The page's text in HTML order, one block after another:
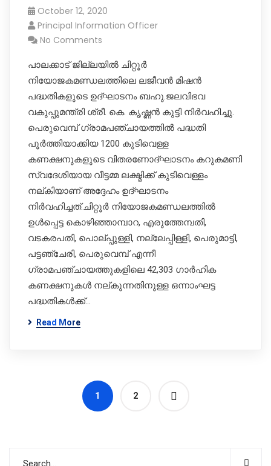
October 12, 2020
Principal Information Officer
No Comments
പാലക്കാട് ജില്ലയിൽ ചിറ്റൂ‌‌‌‍‌ർ
നിയോജകമണ്ഡലത്തിലെ ലജീവൻ മിഷൻ
പദ്ധതികളുടെ ഉദ്ഘാടനം ബഹു.ജലവിഭവ
വകുപ്പുമന്ത്രി ശ്രീ. കെ. കൃഷ്ണൻ കുട്ടി നിർവഹിച്ചു.
പെരുവെമ്പ് ഗ്രാമപഞ്ചായത്തിൽ പദ്ധതി
പൂ‌‌ർത്തിയാക്കിയ 1200 കുടിവെള്ള
കണക്ഷനുകളുടെ വിതരണോദ്ഘാടനം കറുകമണി
സ്വദേശിയായ വീട്ടമ്മ ലക്ഷ്മിക്ക് കുടിവെള്ളം
നല്കിയാണ് അദ്ദേ​ഹം ഉദ്ഘാടനം
നി‌‌‍ർവഹിച്ചത്.ചിറ്റൂർ നിയോജകമണ്ഡലത്തിൽ
ഉൾപ്പെട്ട കൊഴിഞ്ഞാമ്പാറ, എരുത്തേമ്പതി,
വടകരപതി, പൊല്പ്പുള്ളി, നല്ലേപ്പിള്ളി, പെരുമാട്ടി,
പട്ടഞ്ചേരി, പെരുവെമ്പ് എന്നീ
ഗ്രാമപഞ്ചായത്തുകളിലെ 42,303 ഗാർഹിക
കണക്ഷനുകൾ നല്കുന്നതിനുള്ള ഒന്നാംഘട്ട
പദ്ധതികൾക്ക്…
Read More
1 2